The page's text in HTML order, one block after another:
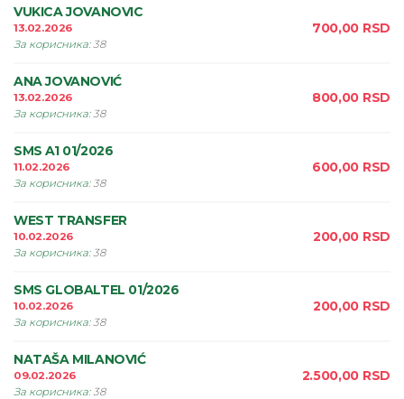
VUKICA JOVANOVIC
13.02.2026
За корисника:38
700,00 RSD
ANA JOVANOVIĆ
13.02.2026
За корисника:38
800,00 RSD
SMS A1 01/2026
11.02.2026
За корисника:38
600,00 RSD
WEST TRANSFER
10.02.2026
За корисника:38
200,00 RSD
SMS GLOBALTEL 01/2026
10.02.2026
За корисника:38
200,00 RSD
NATAŠA MILANOVIĆ
09.02.2026
За корисника:38
2.500,00 RSD